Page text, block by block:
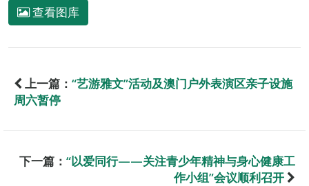
查看图库
上一篇： “艺游雅文”活动及澳门户外表演区亲子设施
周六暂停
下一篇： “以爱同行——关注青少年精神与身心健康工
作小组”会议顺利召开